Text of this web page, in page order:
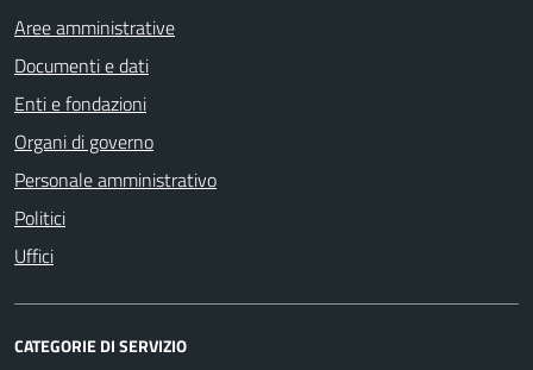
Aree amministrative
Documenti e dati
Enti e fondazioni
Organi di governo
Personale amministrativo
Politici
Uffici
CATEGORIE DI SERVIZIO